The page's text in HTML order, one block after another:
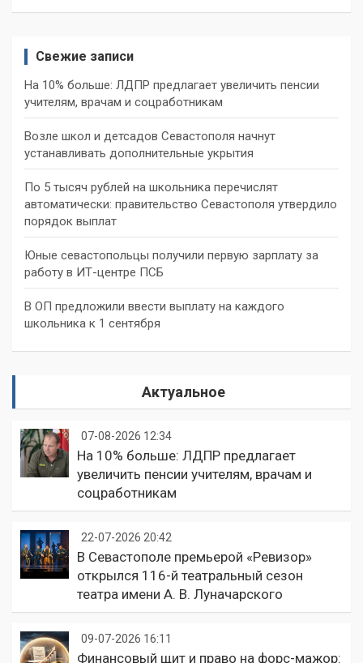
Свежие записи
На 10% больше: ЛДПР предлагает увеличить пенсии
учителям, врачам и соцработникам
Возле школ и детсадов Севастополя начнут
устанавливать дополнительные укрытия
По 5 тысяч рублей на школьника перечислят
автоматически: правительство Севастополя утвердило
порядок выплат
Юные севастопольцы получили первую зарплату за
работу в ИТ-центре ПСБ
В ОП предложили ввести выплату на каждого
школьника к 1 сентября
Актуальное
07-08-2026 12:34
На 10% больше: ЛДПР предлагает
увеличить пенсии учителям, врачам и
соцработникам
22-07-2026 20:42
В Севастополе премьерой «Ревизор»
открылся 116-й театральный сезон
театра имени А. В. Луначарского
09-07-2026 16:11
Финансовый щит и право на форс-мажор: